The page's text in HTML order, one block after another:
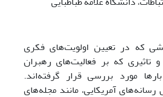
که در تعیین اولویت‌های فکری
تاثیری که بر فعالیت‌های رهبران
مورد ­بررسی قرار گرفته‌اند.
آمریکایی، مانند مجله‌های